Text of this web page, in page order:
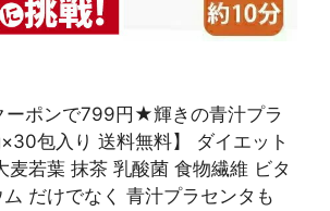
ーポンで799円★輝きの青汁プラ
包入り 送料無料】 ダイエット
麦若葉 抹茶 乳酸菌 食物繊維 ビタ
ム だけでなく 青汁プラセンタも